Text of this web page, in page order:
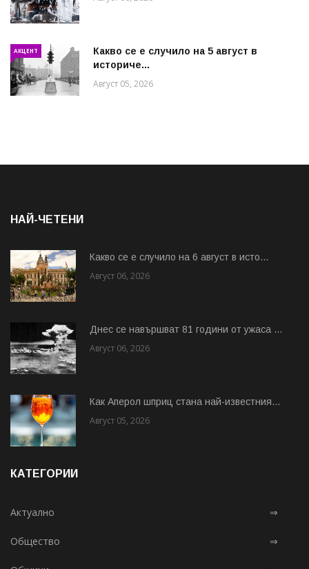
АКЦЕНТ
Какво се е случило на 5 август в
историче...
Август 05, 2026
НАЙ-ЧЕТЕНИ
Какво се е случило на 6 август в исто...
Август 06, 2026
Днес се навършват 81 години от ужаса ...
Август 06, 2026
Как Аперол шприц стана най-известния...
Август 05, 2026
КАТЕГОРИИ
Актуално ⇒
Общество ⇒